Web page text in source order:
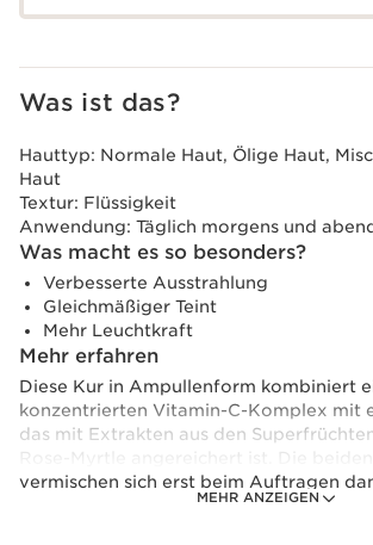
Was ist das?
MEHR ANZEIGEN
Hauttyp: Normale Haut, Ölige Haut,
Haut
Textur: Flüssigkeit
Anwendung: Täglich morgens und
Was macht es so besonders?
Verbesserte Ausstrahlung
Gleichmäßiger Teint
Mehr Leuchtkraft
Mehr erfahren
Diese Kur in Ampullenform kombiniert
konzentrierten Vitamin-C-Komplex mit
das mit Extrakten aus den
Rose-Myrtle angereichert ist. Die beiden
vermischen sich erst beim Auftragen
Fresh-Mix-Flakons. Tag für Tag wird der